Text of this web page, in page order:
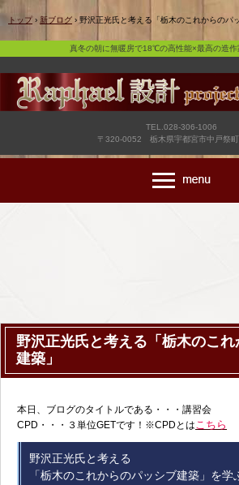
真冬の朝に無暖房で18℃の高性能×最高
トップ › 新ブログ › 野沢正光氏と考える「栃木のこれからのパ
真冬の朝に無暖房で18℃の高性能×最高の造作
TEL.028-306-1006
〒320-0052 栃木県宇都宮市中戸祭
野沢正光氏と考える「栃木のこ
建築」
本日、ブログのタイトルである・・・講習会
CPD・・・３単位GETです！※CPDとはこちら
野沢正光氏と考える
「栃木のこれからのパッシブ建築」を学